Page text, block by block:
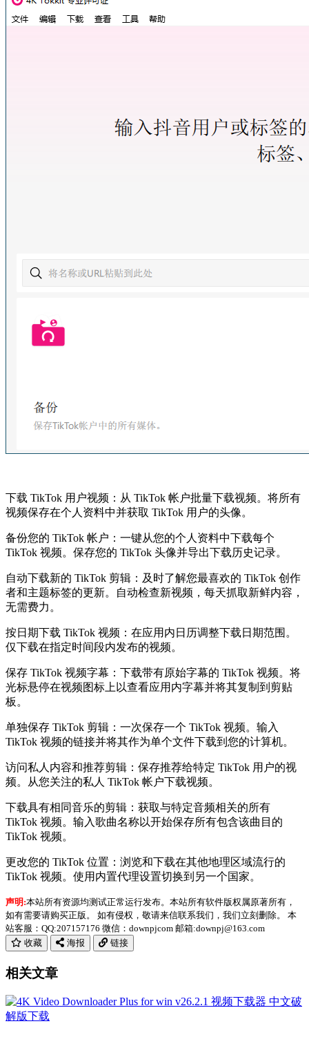
下载 TikTok 用户视频：从 TikTok 帐户批量下载视频。将所有
视频保存在个人资料中并获取 TikTok 用户的头像。
备份您的 TikTok 帐户：一键从您的个人资料中下载每个
TikTok 视频。保存您的 TikTok 头像并导出下载历史记录。
自动下载新的 TikTok 剪辑：及时了解您最喜欢的 TikTok 创作
者和主题标签的更新。自动检查新视频，每天抓取新鲜内容，
无需费力。
按日期下载 TikTok 视频：在应用内日历调整下载日期范围。
仅下载在指定时间段内发布的视频。
保存 TikTok 视频字幕：下载带有原始字幕的 TikTok 视频。将
光标悬停在视频图标上以查看应用内字幕并将其复制到剪贴
板。
单独保存 TikTok 剪辑：一次保存一个 TikTok 视频。输入
TikTok 视频的链接并将其作为单个文件下载到您的计算机。
访问私人内容和推荐剪辑：保存推荐给特定 TikTok 用户的视
频。从您关注的私人 TikTok 帐户下载视频。
下载具有相同音乐的剪辑：获取与特定音频相关的所有
TikTok 视频。输入歌曲名称以开始保存所有包含该曲目的
TikTok 视频。
更改您的 TikTok 位置：浏览和下载在其他地理区域流行的
TikTok 视频。使用内置代理设置切换到另一个国家。
声明:本站所有资源均测试正常运行发布。本站所有软件版权属原著所有，
如有需要请购买正版。 如有侵权，敬请来信联系我们，我们立刻删除。 本
站客服：QQ:207157176 微信：downpjcom 邮箱:downpj@163.com
收藏
海报 链接
相关文章